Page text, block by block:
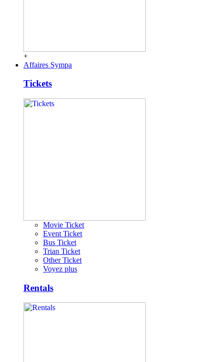
+
Affaires Sympa
Tickets
Movie Ticket
Event Ticket
Bus Ticket
Trian Ticket
Other Ticket
Voyez plus
Rentals